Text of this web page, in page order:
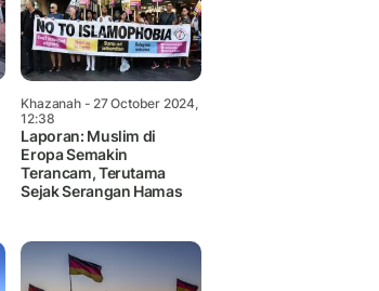
Khazanah- 27 October 2024,
12:38
Laporan: Muslim di
Eropa Semakin
Terancam, Terutama
Sejak Serangan Hamas